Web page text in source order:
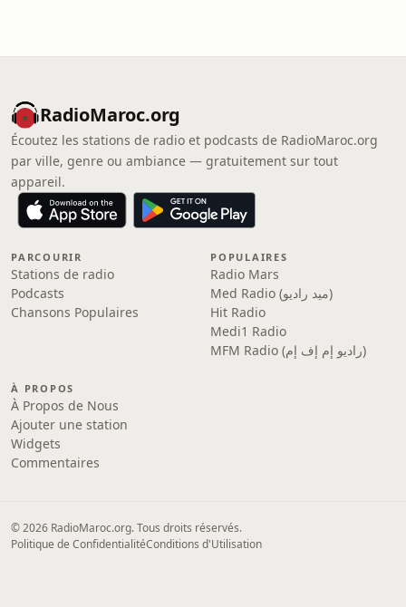
RadioMaroc.org
Écoutez les stations de radio et podcasts de RadioMaroc.org
par ville, genre ou ambiance — gratuitement sur tout
appareil.
PARCOURIR
Stations de radio
Podcasts
Chansons Populaires
POPULAIRES
Radio Mars
Med Radio (ميد راديو)
Hit Radio
Medi1 Radio
MFM Radio (راديو إم إف إم)
À PROPOS
À Propos de Nous
Ajouter une station
Widgets
Commentaires
© 2026 RadioMaroc.org. Tous droits réservés.
Politique de ConfidentialitéConditions d'Utilisation